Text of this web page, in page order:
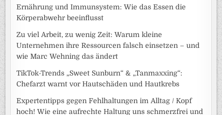
Ernährung und Immunsystem: Wie das Essen die
Körperabwehr beeinflusst
Zu viel Arbeit, zu wenig Zeit: Warum kleine
Unternehmen ihre Ressourcen falsch einsetzen – und
wie Marc Wehning das ändert
TikTok-Trends „Sweet Sunburn“ & „Tanmaxxing“:
Chefarzt warnt vor Hautschäden und Hautkrebs
Expertentipps gegen Fehlhaltungen im Alltag / Kopf
hoch! Wie eine aufrechte Haltung uns schmerzfrei und